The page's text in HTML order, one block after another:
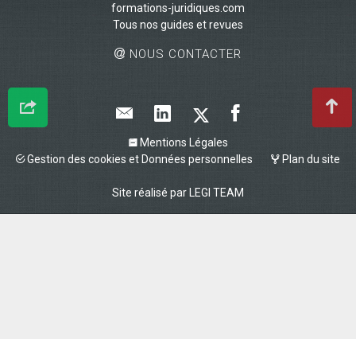
formations-juridiques.com
Tous nos guides et revues
NOUS CONTACTER
Mentions Légales
Gestion des cookies et Données personnelles
Plan du site
Site réalisé par LEGI TEAM